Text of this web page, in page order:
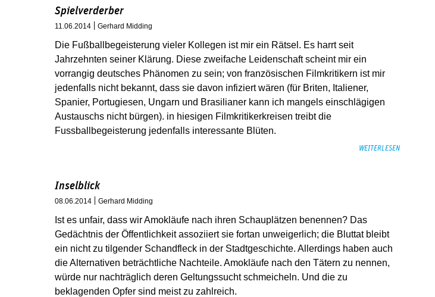
Spielverderber
11.06.2014 Gerhard Midding
Die Fußballbegeisterung vieler Kollegen ist mir ein Rätsel. Es harrt seit
Jahrzehnten seiner Klärung. Diese zweifache Leidenschaft scheint mir ein
vorrangig deutsches Phänomen zu sein; von französischen Filmkritikern ist mir
jedenfalls nicht bekannt, dass sie davon infiziert wären (für Briten, Italiener,
Spanier, Portugiesen, Ungarn und Brasilianer kann ich mangels einschlägigen
Austauschs nicht bürgen). in hiesigen Filmkritikerkreisen treibt die
Fussballbegeisterung jedenfalls interessante Blüten.
WEITERLESEN
Inselblick
08.06.2014 Gerhard Midding
Ist es unfair, dass wir Amokläufe nach ihren Schauplätzen benennen? Das
Gedächtnis der Öffentlichkeit assoziiert sie fortan unweigerlich; die Bluttat bleibt
ein nicht zu tilgender Schandfleck in der Stadtgeschichte. Allerdings haben auch
die Alternativen beträchtliche Nachteile. Amokläufe nach den Tätern zu nennen,
würde nur nachträglich deren Geltungssucht schmeicheln. Und die zu
beklagenden Opfer sind meist zu zahlreich.